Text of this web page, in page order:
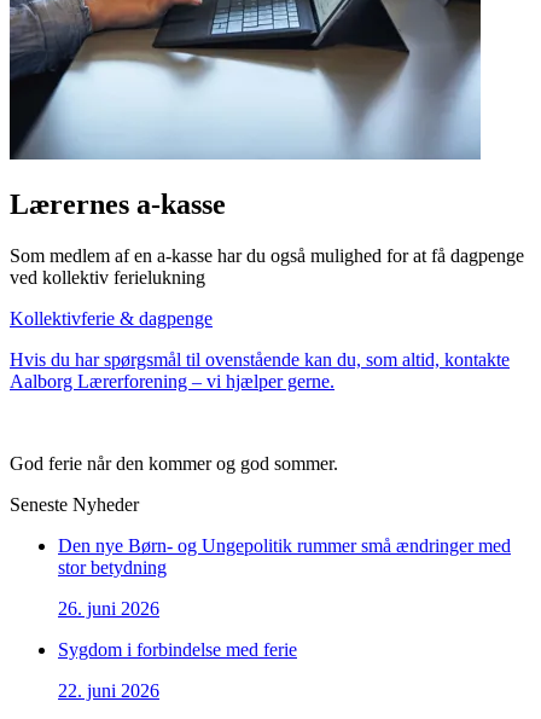
Lærernes a-kasse
Som medlem af en a-kasse har du også mulighed for at få dagpenge
ved kollektiv ferielukning
Kollektivferie & dagpenge
Hvis du har spørgsmål til ovenstående kan du, som altid, kontakte
Aalborg Lærerforening – vi hjælper gerne.
God ferie når den kommer og god sommer.
Seneste Nyheder
Den nye Børn- og Ungepolitik rummer små ændringer med
stor betydning
26. juni 2026
Sygdom i forbindelse med ferie
22. juni 2026